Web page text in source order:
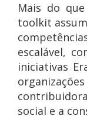
Mais do
toolkit
escalável,
iniciativas
social e a